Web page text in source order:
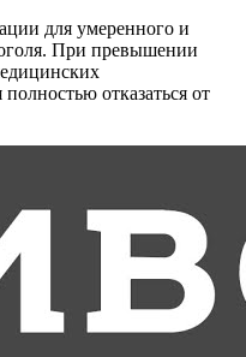
для умеренного и
При превышении
отказаться от